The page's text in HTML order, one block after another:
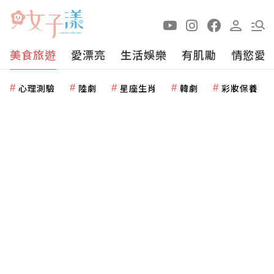
美食旅遊 愛漂亮 生活娛樂 有肌勵 情慾愛
心理測驗 陸劇 星座生肖 韓劇 彩妝保養